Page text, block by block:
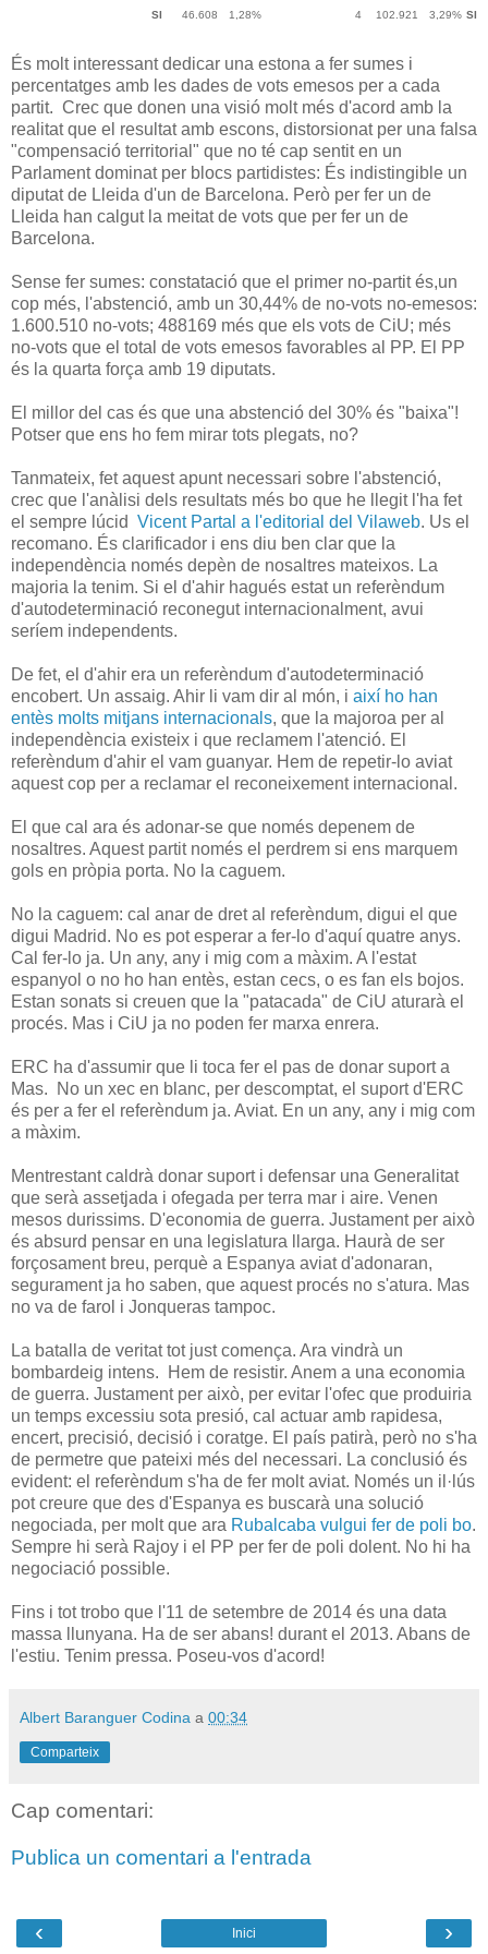
SI 46.608 1,28% 4 102.921 3,29% SI
És molt interessant dedicar una estona a fer sumes i
percentatges amb les dades de vots emesos per a cada
partit. Crec que donen una visió molt més d'acord amb la
realitat que el resultat amb escons, distorsionat per una falsa
"compensació territorial" que no té cap sentit en un
Parlament dominat per blocs partidistes: És indistingible un
diputat de Lleida d'un de Barcelona. Però per fer un de
Lleida han calgut la meitat de vots que per fer un de
Barcelona.
Sense fer sumes: constatació que el primer no-partit és,un
cop més, l'abstenció, amb un 30,44% de no-vots no-emesos:
1.600.510 no-vots; 488169 més que els vots de CiU; més
no-vots que el total de vots emesos favorables al PP. El PP
és la quarta força amb 19 diputats.
El millor del cas és que una abstenció del 30% és "baixa"!
Potser que ens ho fem mirar tots plegats, no?
Tanmateix, fet aquest apunt necessari sobre l'abstenció,
crec que l'anàlisi dels resultats més bo que he llegit l'ha fet
el sempre lúcid Vicent Partal a l'editorial del Vilaweb. Us el
recomano. És clarificador i ens diu ben clar que la
independència només depèn de nosaltres mateixos. La
majoria la tenim. Si el d'ahir hagués estat un referèndum
d'autodeterminació reconegut internacionalment, avui
seríem independents.
De fet, el d'ahir era un referèndum d'autodeterminació
encobert. Un assaig. Ahir li vam dir al món, i així ho han
entès molts mitjans internacionals, que la majoroa per al
independència existeix i que reclamem l'atenció. El
referèndum d'ahir el vam guanyar. Hem de repetir-lo aviat
aquest cop per a reclamar el reconeixement internacional.
El que cal ara és adonar-se que només depenem de
nosaltres. Aquest partit només el perdrem si ens marquem
gols en pròpia porta. No la caguem.
No la caguem: cal anar de dret al referèndum, digui el que
digui Madrid. No es pot esperar a fer-lo d'aquí quatre anys.
Cal fer-lo ja. Un any, any i mig com a màxim. A l'estat
espanyol o no ho han entès, estan cecs, o es fan els bojos.
Estan sonats si creuen que la "patacada" de CiU aturarà el
procés. Mas i CiU ja no poden fer marxa enrera.
ERC ha d'assumir que li toca fer el pas de donar suport a
Mas. No un xec en blanc, per descomptat, el suport d'ERC
és per a fer el referèndum ja. Aviat. En un any, any i mig com
a màxim.
Mentrestant caldrà donar suport i defensar una Generalitat
que serà assetjada i ofegada per terra mar i aire. Venen
mesos durissims. D'economia de guerra. Justament per això
és absurd pensar en una legislatura llarga. Haurà de ser
forçosament breu, perquè a Espanya aviat d'adonaran,
segurament ja ho saben, que aquest procés no s'atura. Mas
no va de farol i Jonqueras tampoc.
La batalla de veritat tot just comença. Ara vindrà un
bombardeig intens. Hem de resistir. Anem a una economia
de guerra. Justament per això, per evitar l'ofec que produiria
un temps excessiu sota presió, cal actuar amb rapidesa,
encert, precisió, decisió i coratge. El país patirà, però no s'ha
de permetre que pateixi més del necessari. La conclusió és
evident: el referèndum s'ha de fer molt aviat. Només un il·lús
pot creure que des d'Espanya es buscarà una solució
negociada, per molt que ara Rubalcaba vulgui fer de poli bo.
Sempre hi serà Rajoy i el PP per fer de poli dolent. No hi ha
negociació possible.
Fins i tot trobo que l'11 de setembre de 2014 és una data
massa llunyana. Ha de ser abans! durant el 2013. Abans de
l'estiu. Tenim pressa. Poseu-vos d'acord!
Albert Baranguer Codina a 00:34
Comparteix
Cap comentari:
Publica un comentari a l'entrada
‹ ›
Inici